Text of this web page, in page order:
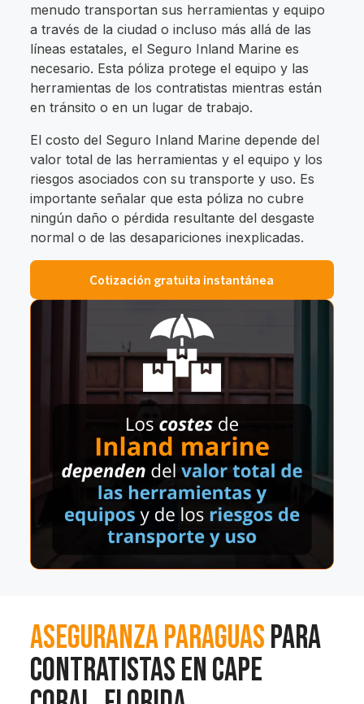
menudo transportan sus herramientas y equipo
a través de la ciudad o incluso más allá de las
líneas estatales, el Seguro Inland Marine es
necesario. Esta póliza protege el equipo y las
herramientas de los contratistas mientras están
en tránsito o en un lugar de trabajo.
El costo del Seguro Inland Marine depende del
valor total de las herramientas y el equipo y los
riesgos asociados con su transporte y uso. Es
importante señalar que esta póliza no cubre
ningún daño o pérdida resultante del desgaste
normal o de las desapariciones inexplicadas.
Cotización gratuita instantánea
AseguranzaParaguaspara
contratistas en Cape